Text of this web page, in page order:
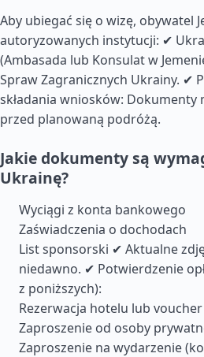
Aby ubiegać się o wizę, obywatel
autoryzowanych instytucji: ✔
(Ambasada lub Konsulat w
Spraw Zagranicznych Ukrainy. ✔
składania wniosków: Dokumenty
przed planowaną podróżą.
Jakie dokumenty są
Ukrainę?
Wyciągi z konta bankowego
Zaświadczenia o dochodach
List sponsorski ✔ Aktualne
niedawno. ✔ Potwierdzenie
z poniższych):
Rezerwacja hotelu lub
Zaproszenie od osoby
Zaproszenie na wydarzenie